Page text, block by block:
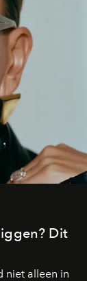
Dit
niet alleen in